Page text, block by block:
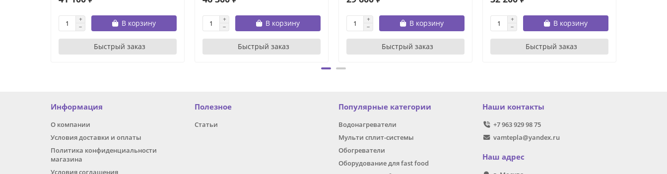
В корзину
Быстрый заказ
В корзину
Быстрый заказ
В корзину
Быстрый заказ
В корзину
Быстрый заказ
Информация
О компании
Условия доставки и оплаты
Политика конфиденциальности
магазина
Условия соглашения
Полезное
Статьи
Популярные категории
Водонагреватели
Мульти сплит-системы
Обогреватели
Оборудование для fast food
Наши контакты
+7 963 929 98 75
vamtepla@yandex.ru
Наш адрес